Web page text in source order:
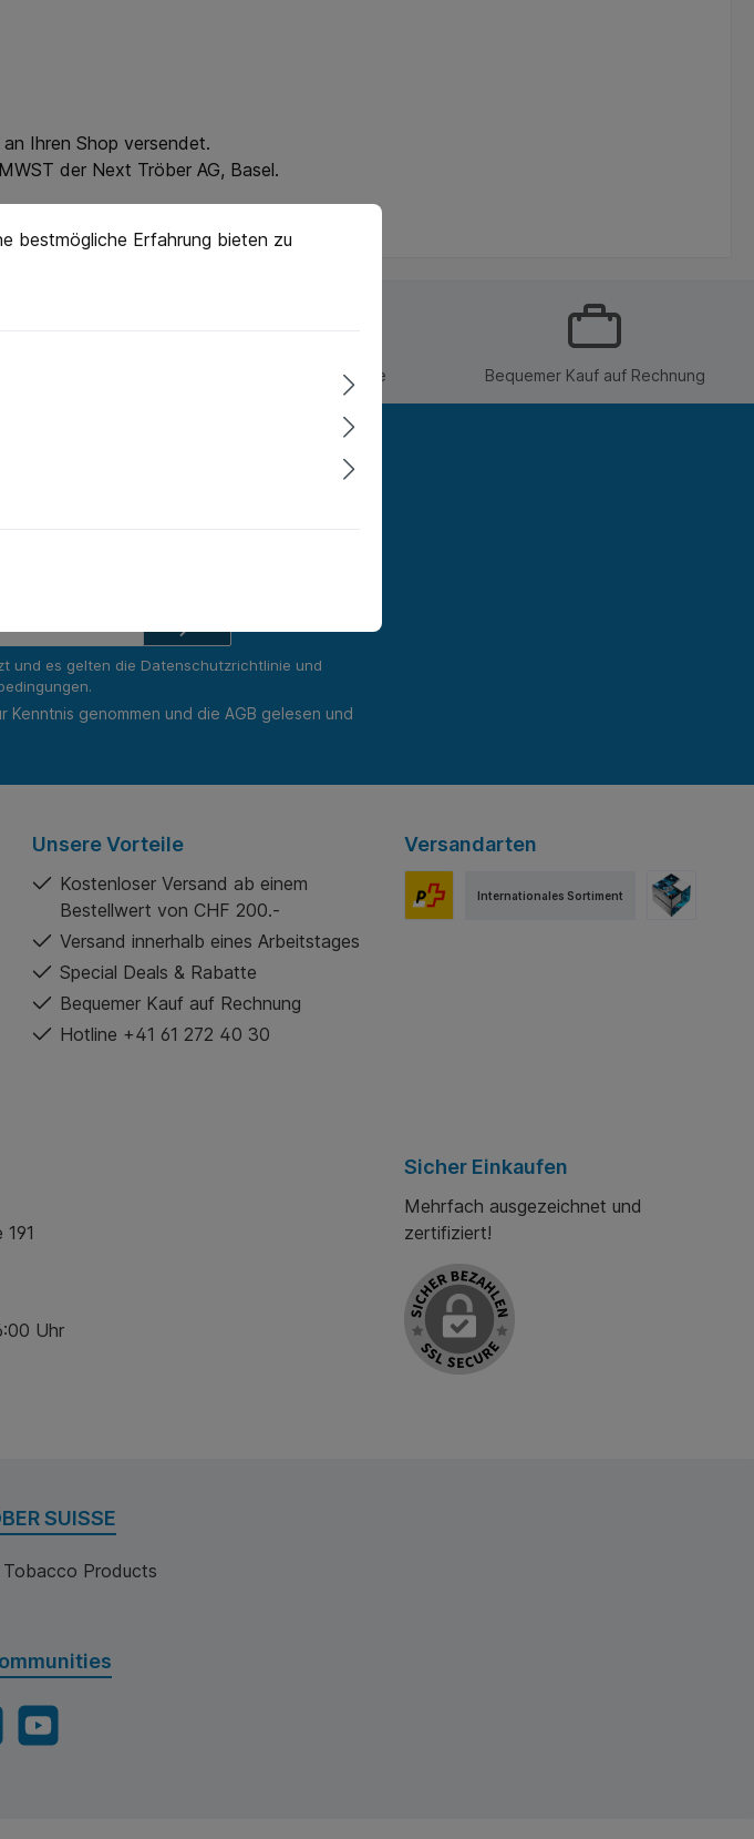
Ihren Shop versendet.
der Next Tröber AG, Basel.
Arbeitstages Special Deals & Rabatte Bequemer Kauf auf Rechnung
und es gelten die Datenschutzrichtlinie und
.
Kenntnis genommen und die AGB gelesen und
Unsere Vorteile
Kostenloser Versand ab einem
Bestellwert von CHF 200.-
Versand innerhalb eines Arbeitstages
Special Deals & Rabatte
Bequemer Kauf auf Rechnung
Hotline +41 61 272 40 30
Versandarten
Internationales Sortiment
Uhr
Sicher Einkaufen
Mehrfach ausgezeichnet und
zertifiziert!
SUISSE
Products
bestmögliche Erfahrung bieten zu